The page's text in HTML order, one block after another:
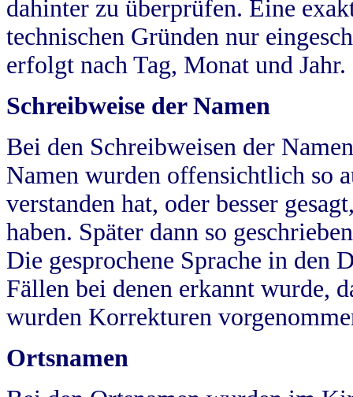
dahinter zu überprüfen. Eine
technischen Gründen nur
erfolgt nach Tag, Monat und Jahr.
Schreibweise der Namen
Bei den Schreibweisen der
Namen wurden offensichtlich so
verstanden hat, oder besser
haben. Später dann so
Die gesprochene Sprache in
Fällen bei denen erkannt wurde,
wurden Korrekturen
Ortsnamen